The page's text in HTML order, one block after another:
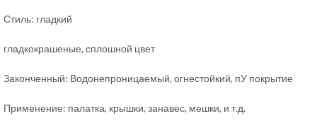
Стиль: гладкий
гладкокрашеные, сплошной цвет
Законченный: Водонепроницаемый, огнестойкий, пУ покрытие
Применение: палатка, крышки, занавес, мешки, и т.д.